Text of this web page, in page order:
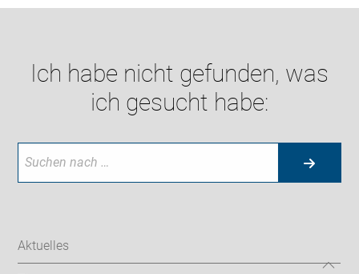
Ich habe nicht gefunden, was
ich gesucht habe:
Aktuelles